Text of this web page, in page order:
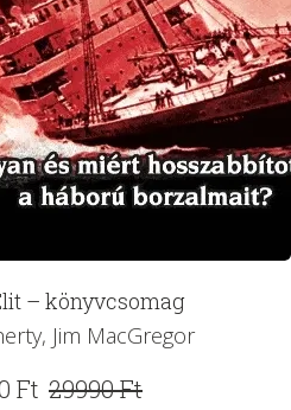
– könyvcsomag
Jim MacGregor
29990Ft
Ft